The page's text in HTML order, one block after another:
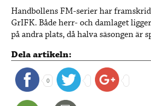
Handbollens FM-serier har
GrIFK. Både herr- och damlaget
på andra plats, då halva säsongen är
Dela artikeln:
0